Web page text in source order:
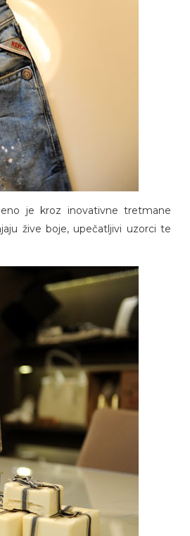
je kroz inovativne tretmane
žive boje, upečatljivi uzorci te